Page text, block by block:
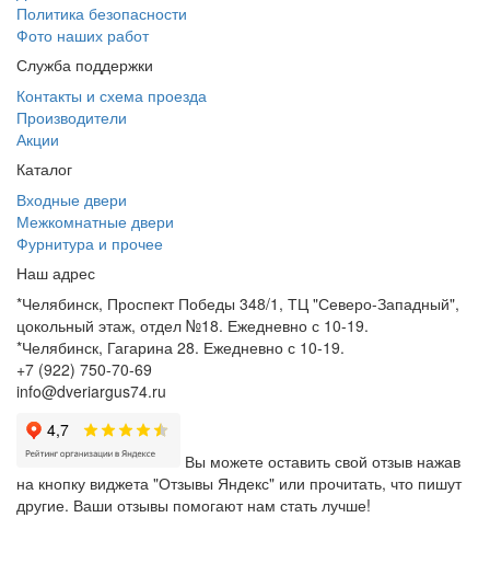
Политика безопасности
Фото наших работ
Служба поддержки
Контакты и схема проезда
Производители
Акции
Каталог
Входные двери
Межкомнатные двери
Фурнитура и прочее
Наш адрес
*Челябинск, Проспект Победы 348/1, ТЦ "Северо-Западный",
цокольный этаж, отдел №18. Ежедневно с 10-19.
*Челябинск, Гагарина 28. Ежедневно с 10-19.
+7 (922) 750-70-69
info@dveriargus74.ru
Вы можете оставить свой отзыв нажав
на кнопку виджета "Отзывы Яндекс" или прочитать, что пишут
другие. Ваши отзывы помогают нам стать лучше!